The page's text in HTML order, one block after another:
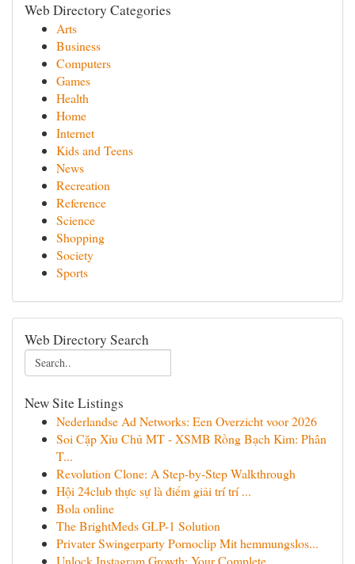
Web Directory Categories
Arts
Business
Computers
Games
Health
Home
Internet
Kids and Teens
News
Recreation
Reference
Science
Shopping
Society
Sports
Web Directory Search
New Site Listings
Nederlandse Ad Networks: Een Overzicht voor 2026
Soi Cặp Xỉu Chủ MT - XSMB Rồng Bạch Kim: Phân
T...
Revolution Clone: A Step-by-Step Walkthrough
Hội 24club thực sự là điểm giải trí trí ...
Bola online
The BrightMeds GLP-1 Solution
Privater Swingerparty Pornoclip Mit hemmungslos...
Unlock Instagram Growth: Your Complete